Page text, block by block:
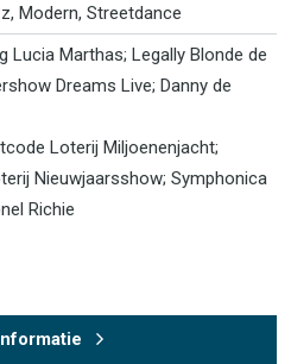
Modern, Streetdance
Lucia Marthas; Legally Blonde de
Dreams Live; Danny de
Loterij Miljoenenjacht;
Nieuwjaarsshow; Symphonica
Richie